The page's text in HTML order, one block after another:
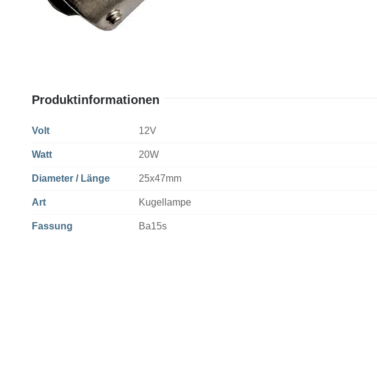
Produktinformationen
Volt 12V
Watt 20W
Diameter / Länge 25x47mm
Art Kugellampe
Fassung Ba15s